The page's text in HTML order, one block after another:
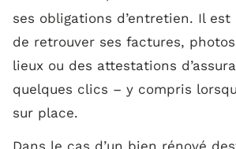
ses obligations d’entretien. Il
de retrouver ses factures, photos
lieux ou des attestations
quelques clics – y compris
sur place.
Dans le cas d’un bien rénové